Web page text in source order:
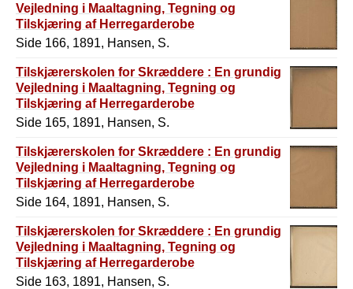
Vejledning i Maaltagning, Tegning og
Tilskjæring af Herregarderobe
Side 166, 1891, Hansen, S.
Tilskjærerskolen for Skræddere : En grundig
Vejledning i Maaltagning, Tegning og
Tilskjæring af Herregarderobe
Side 165, 1891, Hansen, S.
Tilskjærerskolen for Skræddere : En grundig
Vejledning i Maaltagning, Tegning og
Tilskjæring af Herregarderobe
Side 164, 1891, Hansen, S.
Tilskjærerskolen for Skræddere : En grundig
Vejledning i Maaltagning, Tegning og
Tilskjæring af Herregarderobe
Side 163, 1891, Hansen, S.